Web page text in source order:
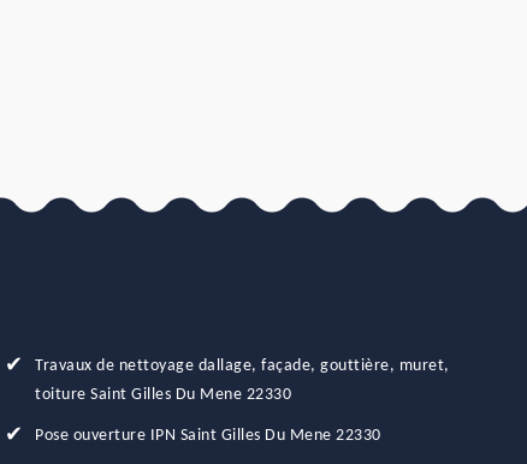
Travaux de nettoyage dallage, façade, gouttière, muret,
toiture Saint Gilles Du Mene 22330
Pose ouverture IPN Saint Gilles Du Mene 22330